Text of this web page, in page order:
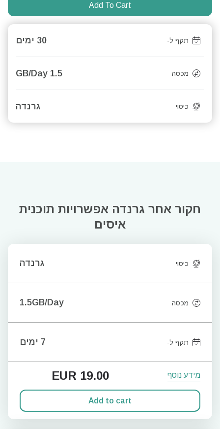
Add To Cart
תקף ל- 30 ימים
מכסה 1.5 GB/Day
כיסוי גרנדה
חקור אחר גרנדה אפשרויות תוכנית
איסים
כיסוי גרנדה
מכסה 1.5GB/Day
תקף ל- 7 ימים
מידע נוסף EUR 19.00
Add to cart